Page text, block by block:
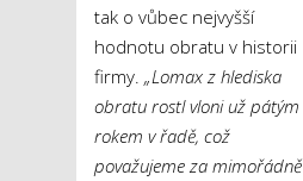
tak o vůbec nejvyšší
hodnotu obratu v historii
firmy. „Lomax z hlediska
obratu rostl vloni už pátým
rokem v řadě, což
považujeme za mimořádně